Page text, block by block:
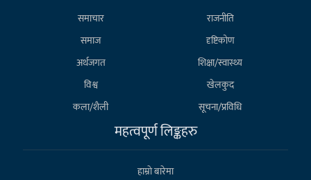
समाचार
राजनीति
समाज
दृष्टिकोण
अर्थजगत
शिक्षा/स्वास्थ्य
विश्व
खेलकुद
कला/शैली
सूचना/प्रविधि
महत्वपूर्ण लिङ्कहरु
हाम्राे बारेमा